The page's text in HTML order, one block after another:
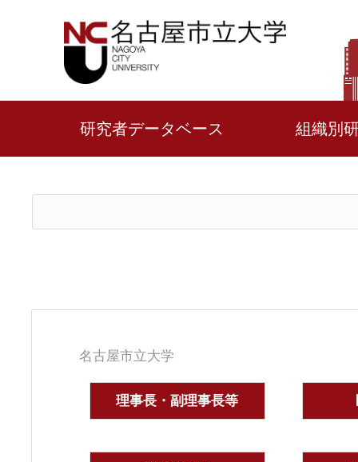
研究者データベース 組織別
名古屋市立大学
理事長・副理事長等